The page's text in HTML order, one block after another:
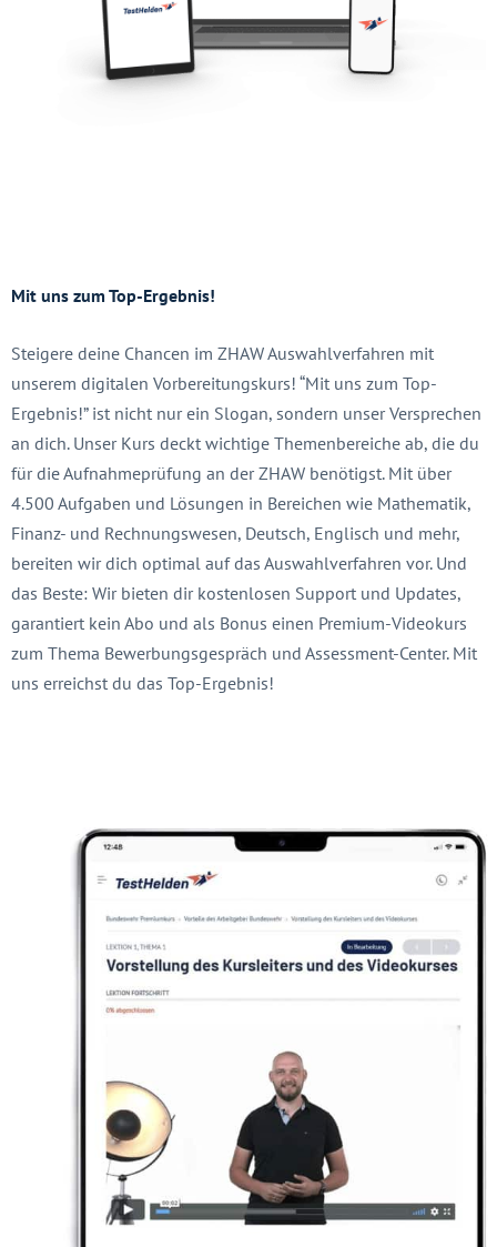
Mit uns zum Top-Ergebnis!
Steigere deine Chancen im ZHAW Auswahlverfahren mit
unserem digitalen Vorbereitungskurs! “Mit uns zum Top-
Ergebnis!” ist nicht nur ein Slogan, sondern unser Versprechen
an dich. Unser Kurs deckt wichtige Themenbereiche ab, die du
für die Aufnahmeprüfung an der ZHAW benötigst. Mit über
4.500 Aufgaben und Lösungen in Bereichen wie Mathematik,
Finanz- und Rechnungswesen, Deutsch, Englisch und mehr,
bereiten wir dich optimal auf das Auswahlverfahren vor. Und
das Beste: Wir bieten dir kostenlosen Support und Updates,
garantiert kein Abo und als Bonus einen Premium-Videokurs
zum Thema Bewerbungsgespräch und Assessment-Center. Mit
uns erreichst du das Top-Ergebnis!